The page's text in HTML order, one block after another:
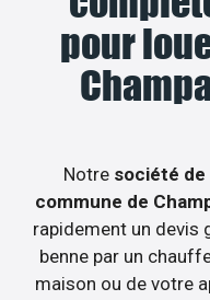
pour
Notre société de
commune de
rapidement un devis
benne par un
maison ou de votre